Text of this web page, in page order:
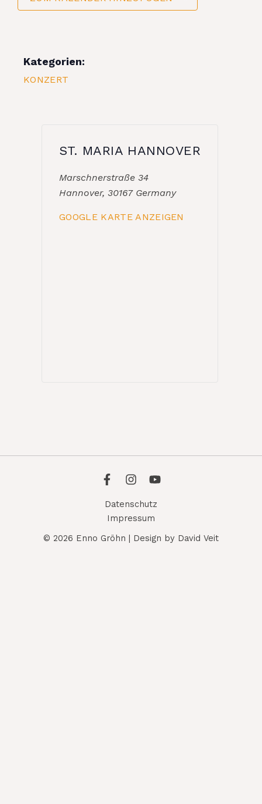
Kategorien:
KONZERT
ST. MARIA HANNOVER
Marschnerstraße 34
Hannover, 30167 Germany
GOOGLE KARTE ANZEIGEN
Datenschutz
Impressum
© 2026 Enno Gröhn | Design by David Veit